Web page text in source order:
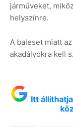
járműveket,
helyszínre.
A baleset miatt
akadályokra kell
Itt